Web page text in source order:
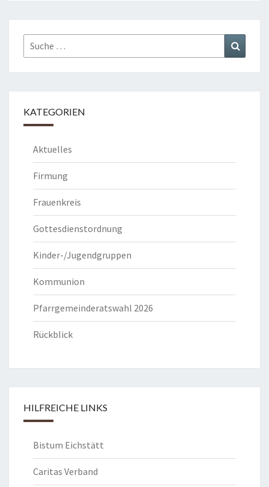
Suche
nach:
KATEGORIEN
Aktuelles
Firmung
Frauenkreis
Gottesdienstordnung
Kinder-/Jugendgruppen
Kommunion
Pfarrgemeinderatswahl 2026
Rückblick
HILFREICHE LINKS
Bistum Eichstätt
Caritas Verband